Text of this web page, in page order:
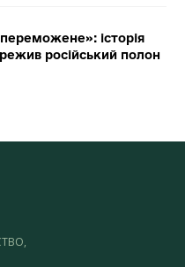
історія
російський полон